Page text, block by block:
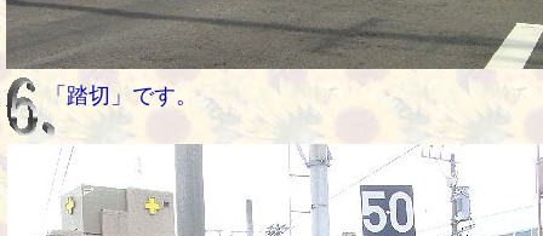
「踏切」です。